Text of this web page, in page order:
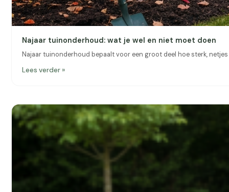
Najaar tuinonderhoud: wat je wel en niet moet doen
Najaar tuinonderhoud bepaalt voor een groot deel hoe sterk,
Lees verder »